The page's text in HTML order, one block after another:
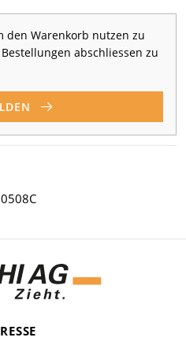
den Warenkorb nutzen zu
abschliessen zu